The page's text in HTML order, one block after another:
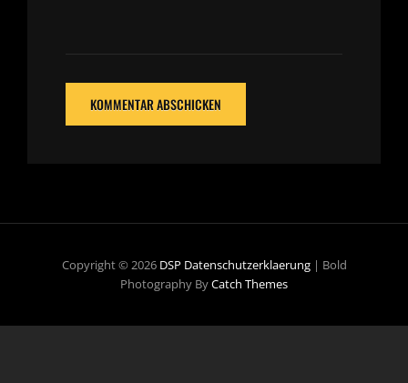
Copyright © 2026 DSP Datenschutzerklaerung| Bold
Photography ByCatch Themes